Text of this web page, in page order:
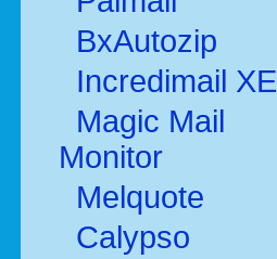
BxAutozip
Incredimail XE
Magic Mail
Monitor
Melquote
Calypso